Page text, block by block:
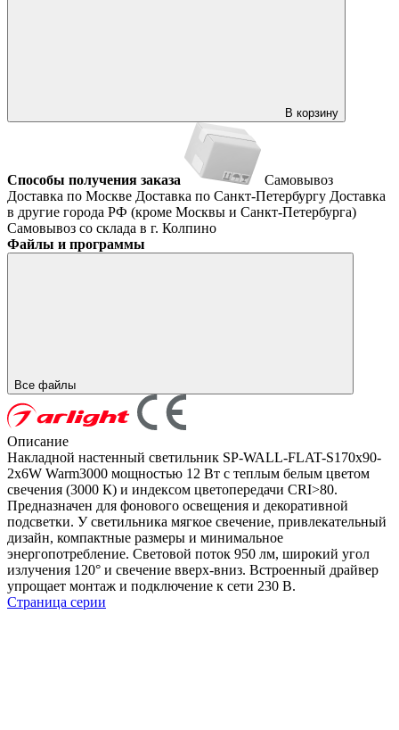
В корзину
Способы получения заказа
Самовывоз
Доставка по Москве Доставка по Санкт-Петербургу Доставка
в другие города РФ (кроме Москвы и Санкт-Петербурга)
Самовывоз со склада в г. Колпино
Файлы и программы
Все файлы
Описание
Накладной настенный светильник SP-WALL-FLAT-S170x90-
2x6W Warm3000 мощностью 12 Вт с теплым белым цветом
свечения (3000 К) и индексом цветопередачи CRI>80.
Предназначен для фонового освещения и декоративной
подсветки. У светильника мягкое свечение, привлекательный
дизайн, компактные размеры и минимальное
энергопотребление. Световой поток 950 лм, широкий угол
излучения 120° и свечение вверх-вниз. Встроенный драйвер
упрощает монтаж и подключение к сети 230 В.
Страница серии